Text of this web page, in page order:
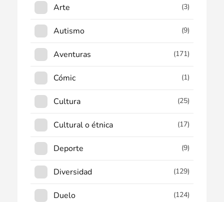
Arte (3)
Autismo (9)
Aventuras (171)
Cómic (1)
Cultura (25)
Cultural o étnica (17)
Deporte (9)
Diversidad (129)
Duelo (124)